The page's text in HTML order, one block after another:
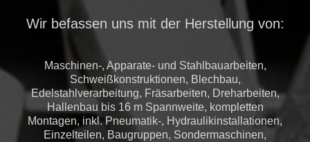
Wir befassen uns mit der Herstellung von:
Maschinen-, Apparate- und Stahlbauarbeiten,
Schweißkonstruktionen, Blechbau,
Edelstahlverarbeitung, Fräsarbeiten, Dreharbeiten,
Hallenbau bis 16 m Spannweite, kompletten
Montagen, inkl. Pneumatik-, Hydraulikinstallationen,
Einzelteilen, Baugruppen, Sondermaschinen,